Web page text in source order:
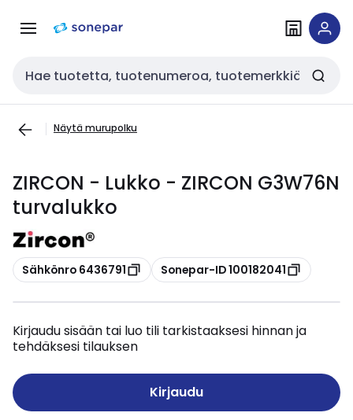
navigointiinsisältöön
Haku
Näytä murupolku
ZIRCON - Lukko - ZIRCON G3W76N
turvalukko
Kopioi
Sähkönro 6436791 Kopioi
Sonepar-ID 100182041
Kirjaudu sisään tai luo tili tarkistaaksesi hinnan ja
tehdäksesi tilauksen
Kirjaudu